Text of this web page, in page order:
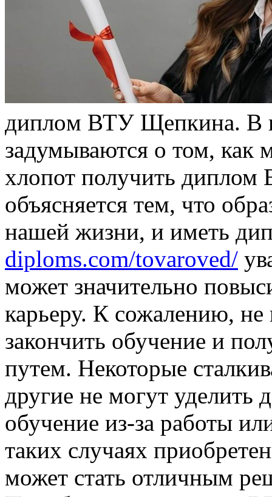
диплoм ВТУ Щeпкинa. В
задумываются о том,
хлопот получить
объясняется тем, что
нашей жизни, и иметь
diploms.com/tovaroved/
может значительно
карьеру. К сожалению, не
закончить обучение и
путем. Некоторые
другие не могут уделить
обучение из-за работы
таких случаях
может стать отличным